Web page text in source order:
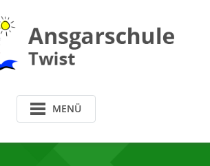
MENÜ